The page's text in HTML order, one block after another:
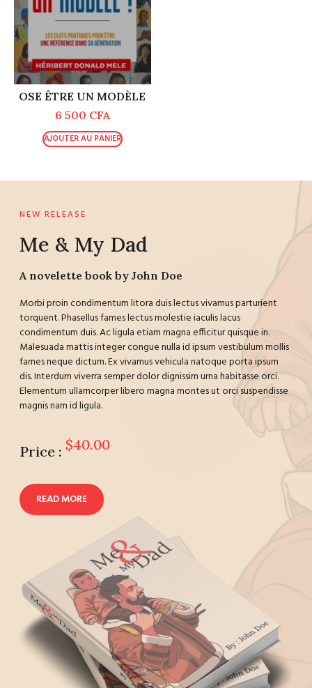
OSE ÊTRE UN MODÈLE
6 500 CFA
AJOUTER AU PANIER
NEW RELEASE
Me & My Dad
A novelette book by John Doe
Morbi proin condimentum litora duis lectus vivamus parturient
torquent. Phasellus fames lectus molestie iaculis lacus
condimentum duis. Ac ligula etiam magna efficitur quisque in.
Malesuada mattis integer congue nulla id ipsum vestibulum mollis
fames neque dictum. Ex vivamus vehicula natoque porta ipsum
dis. Interdum viverra semper dolor dignissim urna habitasse orci.
Elementum ullamcorper libero magna montes ut orci suspendisse
magnis nam id ligula.
Price : $40.00
READ MORE